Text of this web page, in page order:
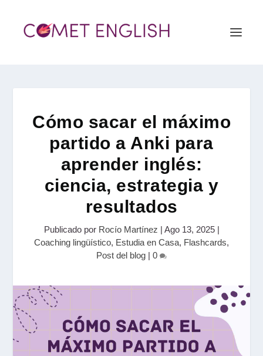
Cómo sacar el máximo
partido a Anki para
aprender inglés:
ciencia, estrategia y
resultados
Publicado por Rocío Martínez | Ago 13, 2025|
Coaching lingüístico, Estudia en Casa, Flashcards,
Post del blog | 0